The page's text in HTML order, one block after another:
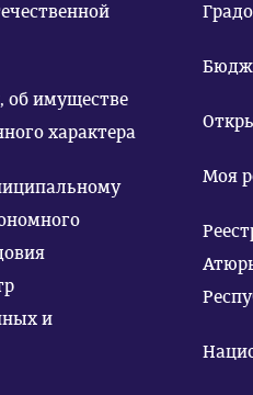
об имуществе
характера
и
Моя